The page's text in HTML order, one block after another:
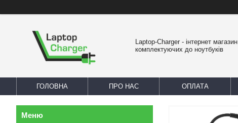
Laptop-Charger - інтернет магазин
комплектуючих до ноутбуків
ГОЛОВНА ПРО НАС ОПЛАТА